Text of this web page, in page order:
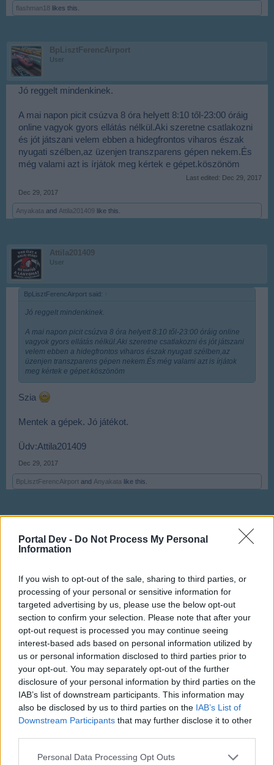
Portal Dev - Do Not Process My Personal
Information
If you wish to opt-out of the sale, sharing to third parties, or
processing of your personal or sensitive information for
targeted advertising by us, please use the below opt-out
section to confirm your selection. Please note that after your
opt-out request is processed you may continue seeing
interest-based ads based on personal information utilized by
us or personal information disclosed to third parties prior to
your opt-out. You may separately opt-out of the further
disclosure of your personal information by third parties on the
IAB’s list of downstream participants. This information may
also be disclosed by us to third parties on the IAB’s List of
Downstream Participants that may further disclose it to other
Personal Data Processing Opt Outs
flashman18 likes this.
BpLisztFerencAirport
User
Jó reggelt mindenkinek.
A mai napon picit csúzva 8 óra helyett 8:10 től-23:00 óráig
online vagyok gyors ellátás nélkül.Aki szeretne csatlakozni
és jót játszani velem ebben a hidegfrontos viharos észak
nyugati szélben,az üzenjen transzparens gépen nekem.És
még valami azt is írjátok meg kértek e gépet.köszönöm
Last edited: Dec 29, 2017
Dec 29, 2017
Anyakata and Attila201409 like this.
Attila201409
User
BpLisztFerencAirport said: ↑
Jó reggelt mindenkinek.
A mai napon picit csúzva 8 óra helyett 8:10 től-23:00 óráig online
vagyok gyors ellátás nélkül.Aki szeretne csatlakozni és jót játszani
velem ebben a hidegfrontos viharos észak nyugati szélben,az
üzenjen transzparens gépen nekem.És még valami azt is írjátok
meg kértek e gépet.köszönöm
Szia
Mentek a gépek. Jó játékot.
Üdv:Attila201409
Dec 29, 2017
BpLisztFerencAirport and Anyakata like this.
Mai nap nem játszok de a gépeim kireptetném. Fogadó
repteret keresek 3-15 órás repcsiknek.
Dec 29, 2017
BpLisztFerencAirport and like this.
BpLisztFerencAirport
Leemonade said:↑
Sziasztok!
Mai nap nem játszok de a gépeim kireptetném. Fogadó repteret